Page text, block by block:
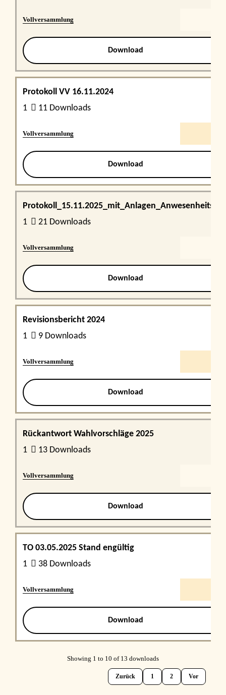
Vollversammlung
Download
Protokoll VV 16.11.2024
1
11 Downloads
Vollversammlung
Download
1
21 Downloads
Vollversammlung
Download
Revisionsbericht 2024
1
9 Downloads
Vollversammlung
Download
Rückantwort Wahlvorschläge 2025
1
13 Downloads
Vollversammlung
Download
TO 03.05.2025 Stand engültig
1
38 Downloads
Vollversammlung
Download
Showing 1 to 10 of 13 downloads
Zurück 1 2 Vor